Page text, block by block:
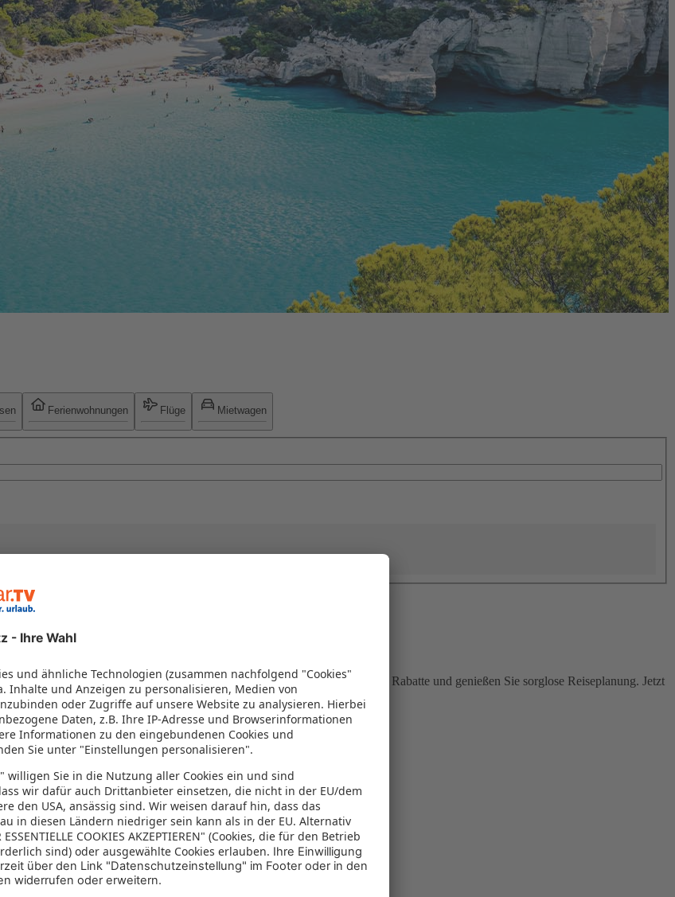
Ferienwohnungen Flüge Mietwagen
Paket kombiniert werden – das spart Zeit und Geld. Nutzen Sie attraktive Rabatte und genießen Sie sorglose Reiseplanung. Jetzt